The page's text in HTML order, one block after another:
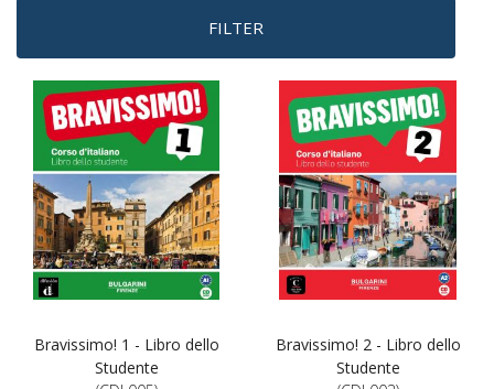
FILTER
Bravissimo! 1 - Libro dello
Studente
Bravissimo! 2 - Libro dello
Studente